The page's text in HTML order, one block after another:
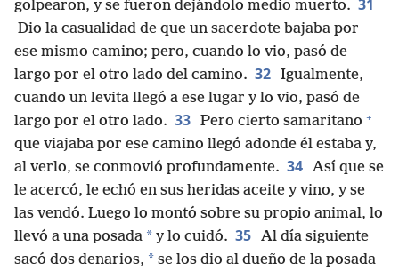
golpearon, y se fueron dejándolo medio muerto. 31
Dio la casualidad de que un sacerdote bajaba por
ese mismo camino; pero, cuando lo vio, pasó de
largo por el otro lado del camino. 32 Igualmente,
cuando un levita llegó a ese lugar y lo vio, pasó de
largo por el otro lado. 33 Pero cierto samaritano +
que viajaba por ese camino llegó adonde él estaba y,
al verlo, se conmovió profundamente. 34 Así que se
le acercó, le echó en sus heridas aceite y vino, y se
las vendó. Luego lo montó sobre su propio animal, lo
llevó a una posada * y lo cuidó. 35 Al día siguiente
sacó dos denarios, * se los dio al dueño de la posada